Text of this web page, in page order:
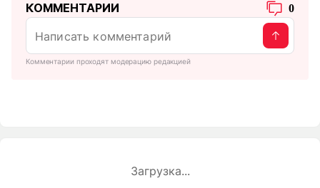
КОММЕНТАРИИ 0
Комментарии проходят модерацию редакцией
Загрузка...